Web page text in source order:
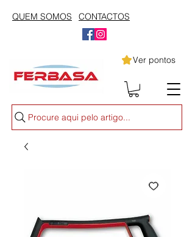
QUEM SOMOS CONTACTOS
Ver pontos
Procure aqui pelo artigo...